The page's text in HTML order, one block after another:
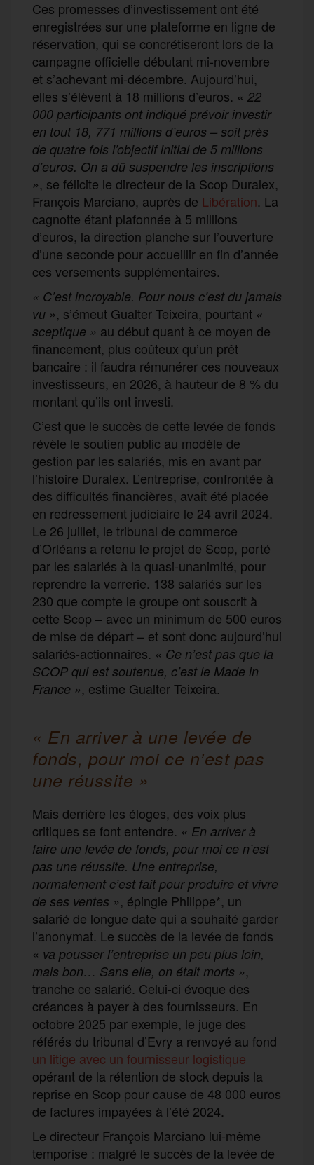
Ces promesses d’investissement ont été
enregistrées sur une plateforme en ligne de
réservation, qui se concrétiseront lors de la
campagne officielle débutant mi-novembre
et s’achevant mi-décembre. Aujourd’hui,
elles s’élèvent à 18 millions d’euros. « 22
000 participants ont indiqué prévoir investir
en tout 18, 771 millions d’euros – soit près
de quatre fois l’objectif initial de 5 millions
d’euros. On a dû suspendre les inscriptions
», se félicite le directeur de la Scop Duralex,
François Marciano, auprès de Libération. La
cagnotte étant plafonnée à 5 millions
d’euros, la direction planche sur l’ouverture
d’une seconde pour accueillir en fin d’année
ces versements supplémentaires.
« C’est incroyable. Pour nous c’est du jamais
vu », s’émeut Gualter Teixeira, pourtant «
sceptique » au début quant à ce moyen de
financement, plus coûteux qu’un prêt
bancaire : il faudra rémunérer ces nouveaux
investisseurs, en 2026, à hauteur de 8 % du
montant qu’ils ont investi.
C’est que le succès de cette levée de fonds
révèle le soutien public au modèle de
gestion par les salariés, mis en avant par
l’histoire Duralex. L’entreprise, confrontée à
des difficultés financières, avait été placée
en redressement judiciaire le 24 avril 2024.
Le 26 juillet, le tribunal de commerce
d’Orléans a retenu le projet de Scop, porté
par les salariés à la quasi-unanimité, pour
reprendre la verrerie. 138 salariés sur les
230 que compte le groupe ont souscrit à
cette Scop – avec un minimum de 500 euros
de mise de départ – et sont donc aujourd’hui
salariés-actionnaires. « Ce n’est pas que la
SCOP qui est soutenue, c’est le Made in
France », estime Gualter Teixeira.
« En arriver à une levée de
fonds, pour moi ce n’est pas
une réussite »
Mais derrière les éloges, des voix plus
critiques se font entendre. « En arriver à
faire une levée de fonds, pour moi ce n’est
pas une réussite. Une entreprise,
normalement c’est fait pour produire et vivre
de ses ventes », épingle Philippe*, un
salarié de longue date qui a souhaité garder
l’anonymat. Le succès de la levée de fonds
« va pousser l’entreprise un peu plus loin,
mais bon… Sans elle, on était morts »,
tranche ce salarié. Celui-ci évoque des
créances à payer à des fournisseurs. En
octobre 2025 par exemple, le juge des
référés du tribunal d’Evry a renvoyé au fond
un litige avec un fournisseur logistique
opérant de la rétention de stock depuis la
reprise en Scop pour cause de 48 000 euros
de factures impayées à l’été 2024.
Le directeur François Marciano lui-même
temporise : malgré le succès de la levée de